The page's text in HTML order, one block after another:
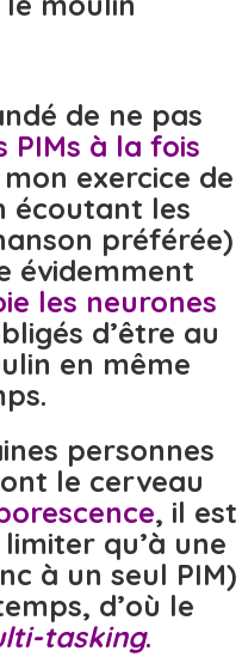
de ne pas
PIMs à la fois
exercice de
écoutant les
préférée)
évidemment
les neurones
d’être au
en même
personnes
le cerveau
, il est
qu’à une
à un seul PIM)
d’où le
tasking.